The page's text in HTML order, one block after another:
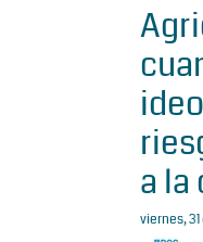
a la
viernes,